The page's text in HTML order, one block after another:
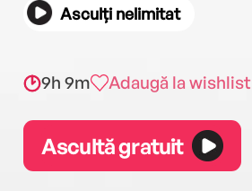
Asculți nelimitat
9h 9m Adaugă la wishlist
Ascultă gratuit